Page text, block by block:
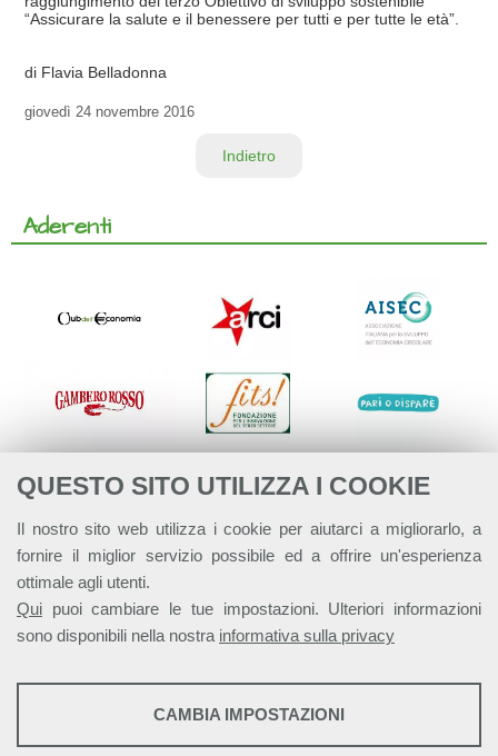
QUESTO SITO UTILIZZA I COOKIE
Il nostro sito web utilizza i cookie per aiutarci a migliorarlo, a
fornire il miglior servizio possibile ed a offrire un'esperienza
ottimale agli utenti.
Qui puoi cambiare le tue impostazioni. Ulteriori informazioni
sono disponibili nella nostra informativa sulla privacy
STATISTICHE
CAMBIA IMPOSTAZIONI
“Assicurare la salute e il benessere per tutti e per tutte le età”.
di Flavia Belladonna
giovedì 24 novembre 2016
Indietro
Aderenti
Alleanza Italiana per lo Sviluppo Sostenibile - ASviS